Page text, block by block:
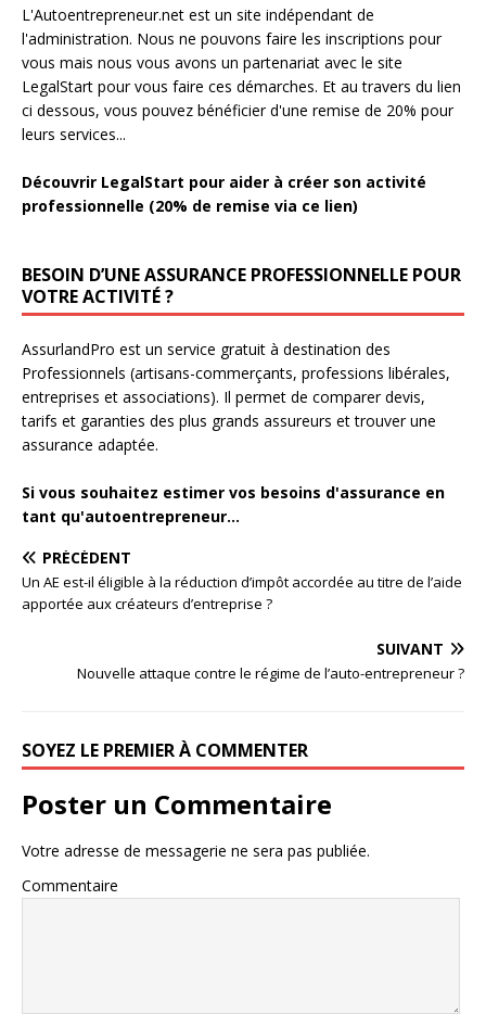
L'Autoentrepreneur.net est un site indépendant de
l'administration. Nous ne pouvons faire les inscriptions pour
vous mais nous vous avons un partenariat avec le site
LegalStart pour vous faire ces démarches. Et au travers du lien
ci dessous, vous pouvez bénéficier d'une remise de 20% pour
leurs services...
Découvrir LegalStart pour aider à créer son activité
professionnelle (20% de remise via ce lien)
BESOIN D’UNE ASSURANCE PROFESSIONNELLE POUR
VOTRE ACTIVITÉ ?
AssurlandPro est un service gratuit à destination des
Professionnels (artisans-commerçants, professions libérales,
entreprises et associations). Il permet de comparer devis,
tarifs et garanties des plus grands assureurs et trouver une
assurance adaptée.
Si vous souhaitez estimer vos besoins d'assurance en
tant qu'autoentrepreneur...
PRÉCÉDENT
Un AE est-il éligible à la réduction d’impôt accordée au titre de l’aide
apportée aux créateurs d’entreprise ?
SUIVANT
Nouvelle attaque contre le régime de l’auto-entrepreneur ?
SOYEZ LE PREMIER À COMMENTER
Poster un Commentaire
Votre adresse de messagerie ne sera pas publiée.
Commentaire